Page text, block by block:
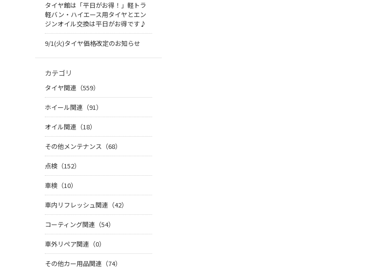
タイヤ館は「平日がお得！」軽トラ
軽バン・ハイエース用タイヤとエン
ジンオイル交換は平日がお得です♪
9/1(火)タイヤ価格改定のお知らせ
カテゴリ
タイヤ関連（559）
ホイール関連（91）
オイル関連（18）
その他メンテナンス（68）
点検（152）
車検（10）
車内リフレッシュ関連（42）
コーティング関連（54）
車外リペア関連（0）
その他カー用品関連（74）